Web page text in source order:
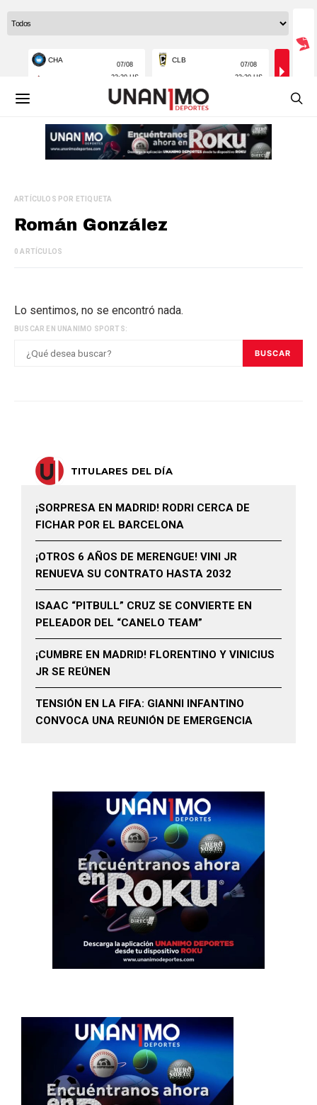
ARTÍCULOS POR ETIQUETA
Román González
0 ARTÍCULOS
Lo sentimos, no se encontró nada.
BUSCAR EN UNANIMO SPORTS:
BUSCAR
TITULARES DEL DÍA
¡SORPRESA EN MADRID! RODRI CERCA DE
FICHAR POR EL BARCELONA
¡OTROS 6 AÑOS DE MERENGUE! VINI JR
RENUEVA SU CONTRATO HASTA 2032
ISAAC “PITBULL” CRUZ SE CONVIERTE EN
PELEADOR DEL “CANELO TEAM”
¡CUMBRE EN MADRID! FLORENTINO Y VINICIUS
JR SE REÚNEN
TENSIÓN EN LA FIFA: GIANNI INFANTINO
CONVOCA UNA REUNIÓN DE EMERGENCIA